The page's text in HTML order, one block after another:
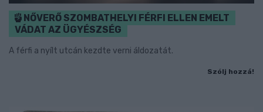
NŐVERŐ SZOMBATHELYI FÉRFI ELLEN EMELT
VÁDAT AZ ÜGYÉSZSÉG
A férfi a nyílt utcán kezdte verni áldozatát.
Szólj hozzá!